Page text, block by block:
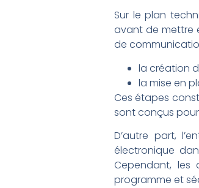
Sur le plan
avant de mettre
de
la création
la mise en
Ces étapes
sont conçus
D’autre part,
électronique
Cependant, les
programme et